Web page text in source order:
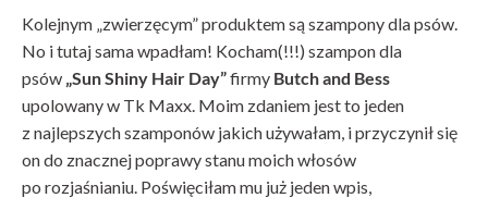
Kolejnym „zwierzęcym” produktem są szampony dla psów.
No i tutaj sama wpadłam! Kocham(!!!) szampon dla
psów „Sun Shiny Hair Day”firmy Butch and Bess
upolowany w Tk Maxx. Moim zdaniem jest to jeden
z najlepszych szamponów jakich używałam, i przyczynił się
on do znacznej poprawy stanu moich włosów
po rozjaśnianiu. Poświęciłam mu już jeden wpis,